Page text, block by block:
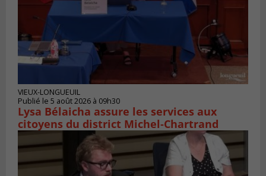
VIEUX-LONGUEUIL
Publié le 5 août 2026 à 09h30
Lysa Bélaicha assure les services aux
citoyens du district Michel‑Chartrand